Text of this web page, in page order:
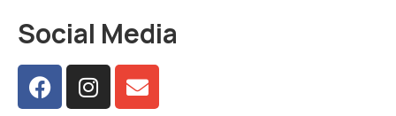
Social Media